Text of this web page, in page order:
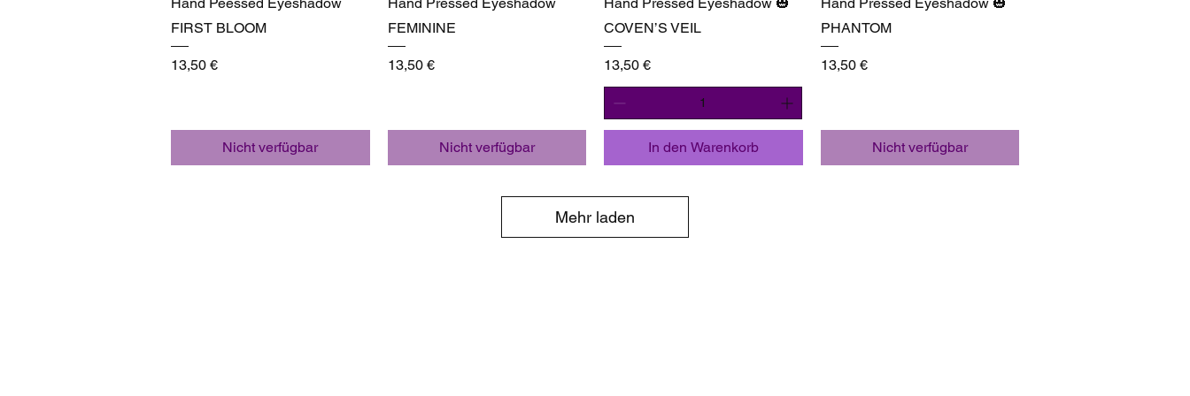
Hand Peessed Eyeshadow
FIRST BLOOM
Preis
13,50 €
Nicht verfügbar
Hand Pressed Eyeshadow
FEMININE
Preis
13,50 €
Nicht verfügbar
Hand Pressed Eyeshadow 🎃
COVEN’S VEIL
Preis
13,50 €
In den Warenkorb
Hand Pressed Eyeshadow 🎃
PHANTOM
Preis
13,50 €
Nicht verfügbar
Mehr laden